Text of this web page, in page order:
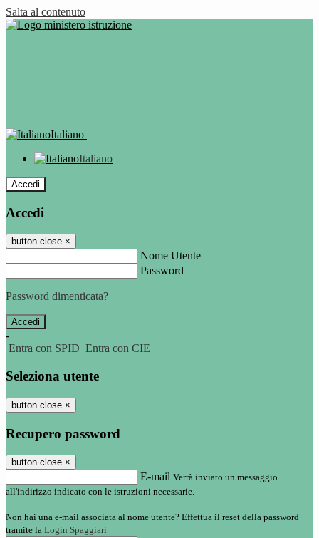
Salta al contenuto
Italiano
Italiano
Accedi
Accedi
button close ×
Nome Utente
Password
Password dimenticata?
-
Entra con SPID Entra con CIE
Seleziona utente
button close ×
Recupero password
button close ×
E-mail Verrà inviato un messaggio
all'indirizzo indicato con le istruzioni necessarie.
Non hai una e-mail associata al nome utente? Effettua il reset della password
tramite la Login Spaggiari